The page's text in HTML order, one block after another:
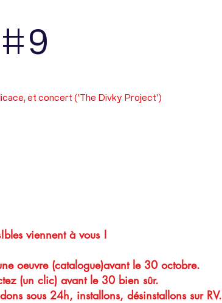
et concert ('The Divky Project')
viennent à vous !
oeuvre (catalogue)avant le 30 octobre.
(un clic) avant le 30 bien sûr.
sous 24h, installons, désinstallons sur RV.